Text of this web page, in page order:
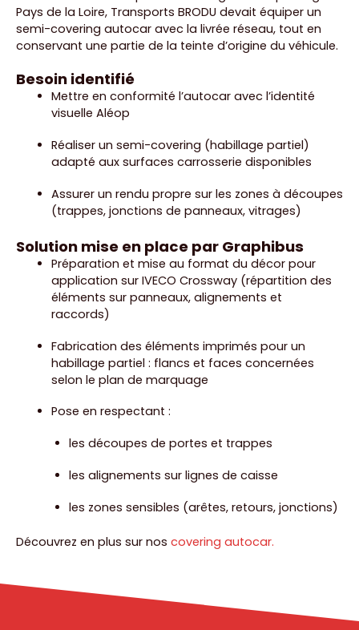
Pays de la Loire, Transports BRODU devait équiper un
semi-covering autocar avec la livrée réseau, tout en
conservant une partie de la teinte d’origine du véhicule.
Besoin identifié
Mettre en conformité l’autocar avec l’identité
visuelle Aléop
Réaliser un semi-covering (habillage partiel)
adapté aux surfaces carrosserie disponibles
Assurer un rendu propre sur les zones à découpes
(trappes, jonctions de panneaux, vitrages)
Solution mise en place par Graphibus
Préparation et mise au format du décor pour
application sur IVECO Crossway (répartition des
éléments sur panneaux, alignements et
raccords)
Fabrication des éléments imprimés pour un
habillage partiel : flancs et faces concernées
selon le plan de marquage
Pose en respectant :
les découpes de portes et trappes
les alignements sur lignes de caisse
les zones sensibles (arêtes, retours, jonctions)
Découvrez en plus sur nos covering autocar.